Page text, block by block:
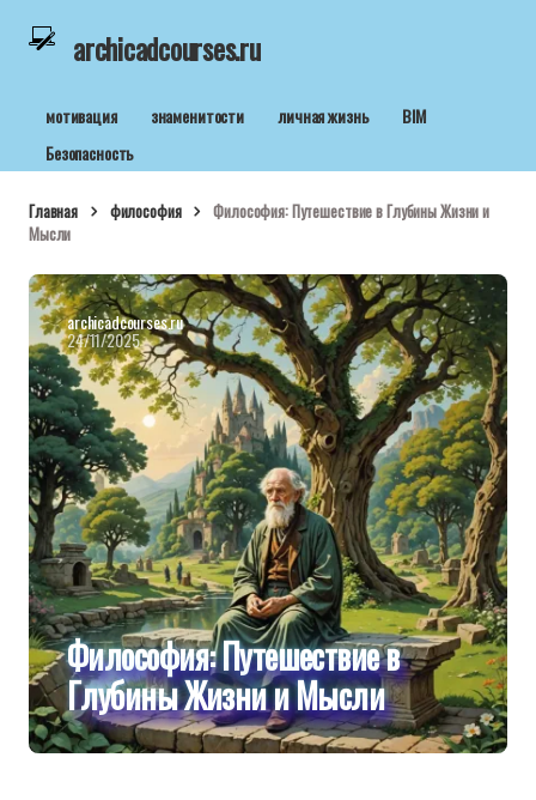
archicadcourses.ru
мотивация знаменитости личная жизнь
BIM
Безопасность
Главная философия
Философия: Путешествие в Глубины Жизни и
Мысли
archicadcourses.ru
24/11/2025
Философия: Путешествие в
Глубины Жизни и Мысли